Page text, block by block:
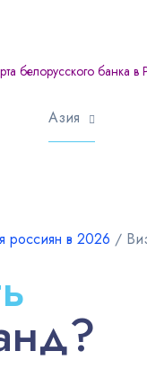
белорусского банка в
Азия
в 2026 ∕